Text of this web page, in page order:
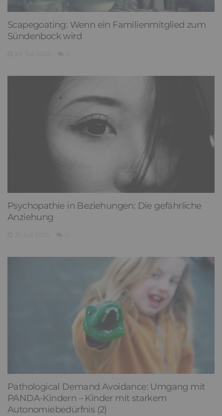
Scapegoating: Wenn ein Familienmitglied zum
Sündenbock wird
Psychopathie in Beziehungen: Die gefährliche
Anziehung
Pathological Demand Avoidance: Umgang mit
PANDA-Kindern – Kinder mit starkem
Autonomiebedürfnis (2)